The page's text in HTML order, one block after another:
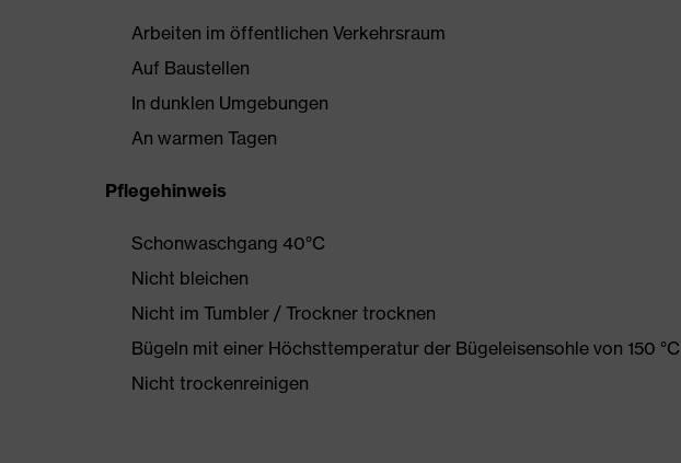
Arbeiten im öffentlichen Verkehrsraum
Auf Baustellen
In dunklen Umgebungen
An warmen Tagen
Pflegehinweis
Schonwaschgang 40°C
Nicht bleichen
Nicht im Tumbler / Trockner trocknen
Bügeln mit einer Höchsttemperatur der Bügeleisensohle von 150 °C
Nicht trockenreinigen